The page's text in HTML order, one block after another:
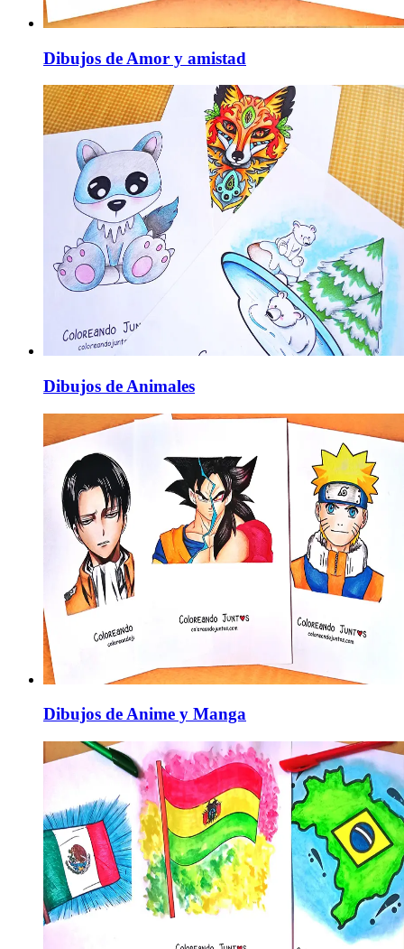
Dibujos de Amor y amistad
Dibujos de Animales
Dibujos de Anime y Manga